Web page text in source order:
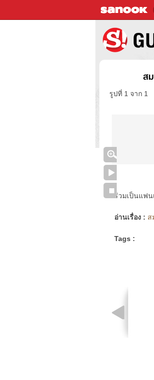
ส
รูปที่ 1 จาก 1
ร่วมเป็นแฟน
อ่านเรื่อง : ส
Tags :